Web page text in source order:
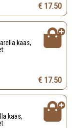
€ 17.50
€ 17.50